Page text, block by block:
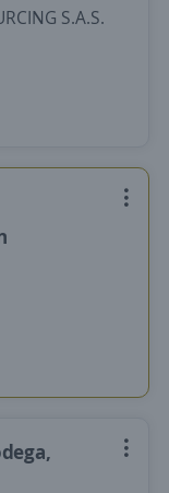
S.A.S.